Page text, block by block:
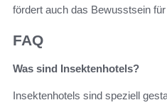
fördert auch das Bewusstsein
FAQ
Was sind Insektenhotels?
Insektenhotels sind speziell